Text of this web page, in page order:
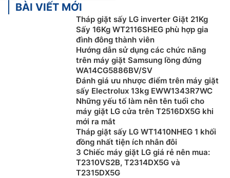
BÀI VIẾT MỚI
Tháp giặt sấy LG inverter Giặt 21Kg
Sấy 16Kg WT2116SHEG phù hợp gia
đình đông thành viên
Hướng dẫn sử dụng các chức năng
trên máy giặt Samsung lồng đứng
WA14CG5886BV/SV
Đánh giá ưu nhược điểm trên máy giặt
sấy Electrolux 13kg EWW1343R7WC
Những yếu tố làm nên tên tuổi cho
máy giặt LG cửa trên T2516DX5G khi
mới ra mắt
Tháp giặt sấy LG WT1410NHEG 1 khối
đồng nhất tiện ích nhân đôi
3 Chiếc máy giặt LG giá rẻ nên mua:
T2310VS2B, T2314DX5G và
T2315DX5G